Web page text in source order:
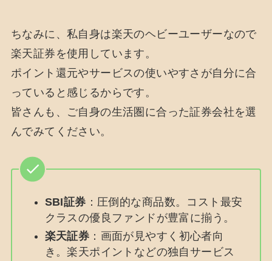
ちなみに、私自身は楽天のヘビーユーザーなので
楽天証券を使用しています。
ポイント還元やサービスの使いやすさが自分に合
っていると感じるからです。
皆さんも、ご自身の生活圏に合った証券会社を選
んでみてください。
SBI証券 ：圧倒的な商品数。コスト最安
クラスの優良ファンドが豊富に揃う。
楽天証券 ：画面が見やすく初心者向
き。楽天ポイントなどの独自サービス